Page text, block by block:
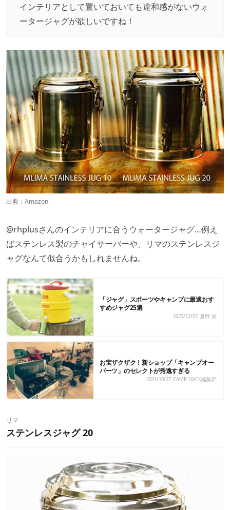
インテリアとして置いておいても違和感がないウォ
ータージャグが欲しいですね！
出典： Amazon
@rhplusさんのインテリアに合うウォータージャグ…例え
ばステンレス製のチャイサーバーや、リマのステンレスジ
ャグなんて似合うかもしれませんね。
「ジャグ」スポーツやキャンプに最適おす
すめジャグ25選
2023/12/07 夏野 栄
お宝ザクザク！新ショップ「キャンプオー
パーツ」のセレクトが秀逸すぎる
2021/10/27 CAMP HACK編集部
リマ
ステンレスジャグ 20